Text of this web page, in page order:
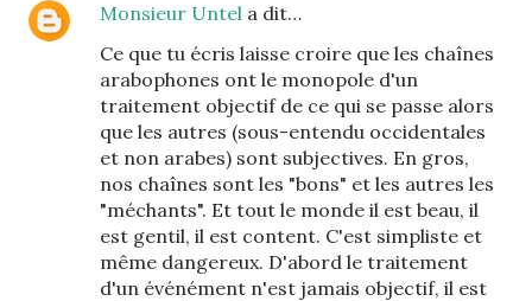
Monsieur Untel a dit…
Ce que tu écris laisse croire que les chaînes
arabophones ont le monopole d'un
traitement objectif de ce qui se passe alors
que les autres (sous-entendu occidentales
et non arabes) sont subjectives. En gros,
nos chaînes sont les "bons" et les autres les
"méchants". Et tout le monde il est beau, il
est gentil, il est content. C'est simpliste et
même dangereux. D'abord le traitement
d'un événément n'est jamais objectif, il est